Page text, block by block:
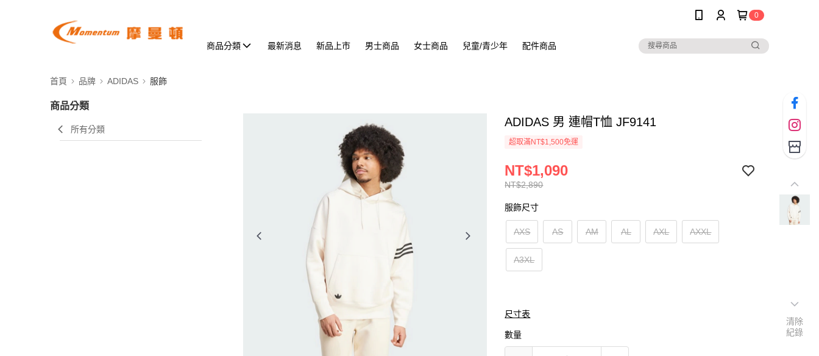
0
商品分類 最新消息 新品上市 男士商品 女士商品 兒童/青少年 配件商品
首頁 品牌 ADIDAS 服飾
商品分類
所有分類
ADIDAS 男 連帽T恤 JF9141
超取滿NT$1,500免運
NT$2,890
NT$1,090
服飾尺寸
AXS AS AM AL AXL AXXL
A3XL
尺寸表
數量
清除
紀錄